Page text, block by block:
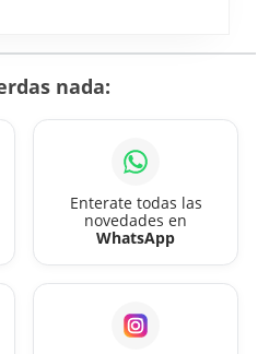
nada:
Enterate todas las
novedades en
WhatsApp